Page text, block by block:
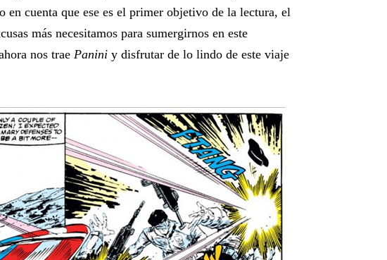
en cuenta que ese es el primer objetivo de la lectura, el
más necesitamos para sumergirnos en este
nos trae Panini y disfrutar de lo lindo de este viaje